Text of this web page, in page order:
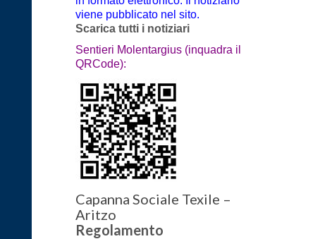
viene pubblicato nel sito.
Scarica tutti i notiziari
Sentieri Molentargius (inquadra il
QRCode):
Capanna Sociale Texile –
Aritzo
Regolamento